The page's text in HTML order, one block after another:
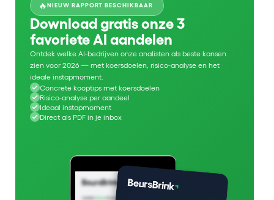
🔥NIEUW RAPPORT BESCHIKBAAR
Download gratis onze 3
favoriete AI aandelen
Ontdek welke AI-bedrijven onze analisten als beste kansen
zien voor 2026 — met koersdoelen, risico-analyse en het
ideale instapmoment.
Concrete kooptips met koersdoelen
Risico-analyse per aandeel
Ideaal instapmoment
Direct als PDF in je inbox